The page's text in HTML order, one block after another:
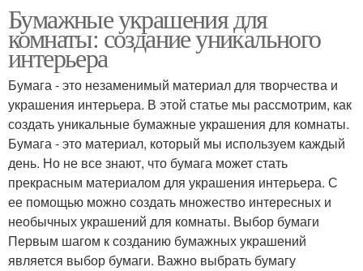
Бумажные украшения для
комнаты: создание уникального
интерьера
Бумага - это незаменимый материал для творчества и
украшения интерьера. В этой статье мы рассмотрим, как
создать уникальные бумажные украшения для комнаты.
Бумага - это материал, который мы используем каждый
день. Но не все знают, что бумага может стать
прекрасным материалом для украшения интерьера. С
ее помощью можно создать множество интересных и
необычных украшений для комнаты. Выбор бумаги
Первым шагом к созданию бумажных украшений
является выбор бумаги. Важно выбрать бумагу